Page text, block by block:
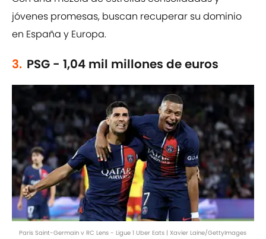
jóvenes promesas, buscan recuperar su dominio
en España y Europa.
3. PSG - 1,04 mil millones de euros
Paris Saint-Germain v RC Lens - Ligue 1 Uber Eats | Xavier Laine/GettyImages